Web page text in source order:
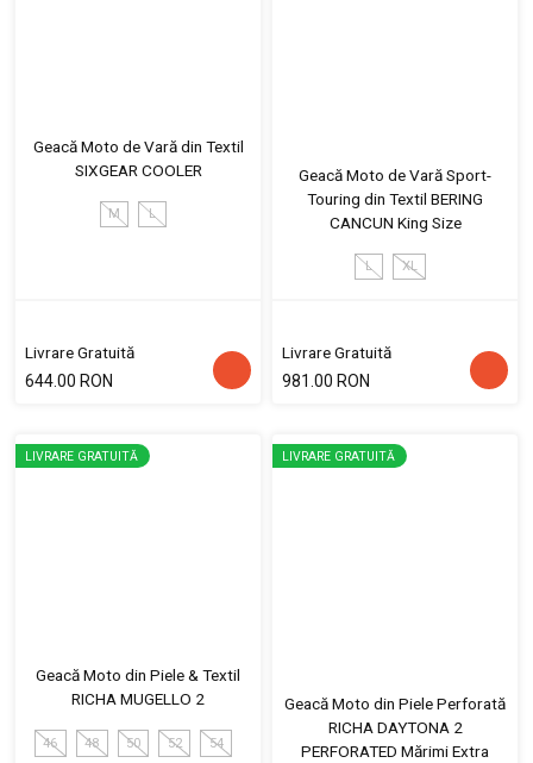
Geacă Moto de Vară din Textil
SIXGEAR COOLER
M L
Livrare Gratuită
644.00 RON
Geacă Moto de Vară Sport-
Touring din Textil BERING
CANCUN King Size
L XL
Livrare Gratuită
981.00 RON
LIVRARE GRATUITĂ
Geacă Moto din Piele & Textil
RICHA MUGELLO 2
46 48 50 52 54
LIVRARE GRATUITĂ
Geacă Moto din Piele Perforată
RICHA DAYTONA 2
PERFORATED Mărimi Extra